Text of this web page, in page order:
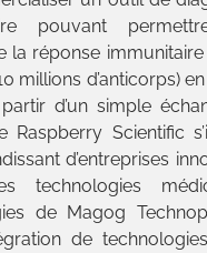
pouvant
la réponse immunitaire
millions d’anticorps)
d’un simple
Raspberry Scientific
d’entreprises
technologies
de Magog
de